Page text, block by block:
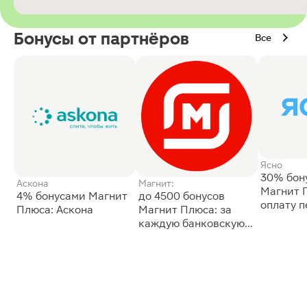
Бонусы от партнёров Все
Аскона
4% бонусами Магнит
Плюса: Аскона
Магнит:
до 4500 бонусов
Магнит Плюса: за
каждую банковскую
Ясно
30%
Магнит
оплату